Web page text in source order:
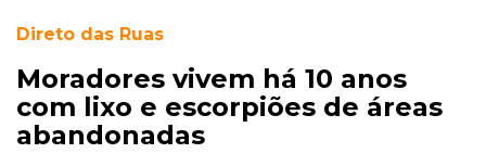
Direto das Ruas
Moradores vivem há 10 anos
com lixo e escorpiões de áreas
abandonadas